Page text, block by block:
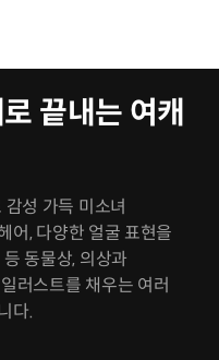
끝내는 여캐
성 가득 미소녀
어, 다양한 얼굴 표현을
동물상, 의상과
러스트를 채우는 여러
다.